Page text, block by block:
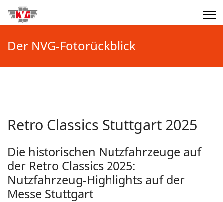
Der NVG-Fotorückblick
Retro Classics Stuttgart 2025
Die historischen Nutzfahrzeuge auf
der Retro Classics 2025:
Nutzfahrzeug-Highlights auf der
Messe Stuttgart